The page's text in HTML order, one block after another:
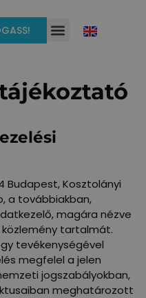
Budapest, Kosztolányi
a továbbiakban,
magára nézve
közlemény tartalmát.
tevékenységével
megfelel a jelen
jogszabályokban,
meghatározott